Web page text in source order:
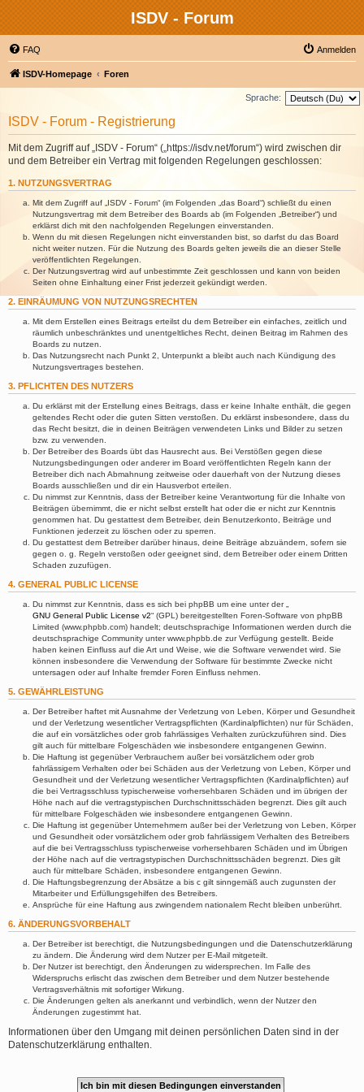
ISDV - Forum
FAQ Anmelden
ISDV-Homepage Foren
Sprache:
ISDV - Forum - Registrierung
Mit dem Zugriff auf „ISDV - Forum“ („https://isdv.net/forum“) wird zwischen dir
und dem Betreiber ein Vertrag mit folgenden Regelungen geschlossen:
1. NUTZUNGSVERTRAG
Mit dem Zugriff auf „ISDV - Forum“ (im Folgenden „das Board“) schließt du einen
Nutzungsvertrag mit dem Betreiber des Boards ab (im Folgenden „Betreiber“) und
erklärst dich mit den nachfolgenden Regelungen einverstanden.
Wenn du mit diesen Regelungen nicht einverstanden bist, so darfst du das Board
nicht weiter nutzen. Für die Nutzung des Boards gelten jeweils die an dieser Stelle
veröffentlichten Regelungen.
Der Nutzungsvertrag wird auf unbestimmte Zeit geschlossen und kann von beiden
Seiten ohne Einhaltung einer Frist jederzeit gekündigt werden.
2. EINRÄUMUNG VON NUTZUNGSRECHTEN
Mit dem Erstellen eines Beitrags erteilst du dem Betreiber ein einfaches, zeitlich und
räumlich unbeschränktes und unentgeltliches Recht, deinen Beitrag im Rahmen des
Boards zu nutzen.
Das Nutzungsrecht nach Punkt 2, Unterpunkt a bleibt auch nach Kündigung des
Nutzungsvertrages bestehen.
3. PFLICHTEN DES NUTZERS
Du erklärst mit der Erstellung eines Beitrags, dass er keine Inhalte enthält, die gegen
geltendes Recht oder die guten Sitten verstoßen. Du erklärst insbesondere, dass du
das Recht besitzt, die in deinen Beiträgen verwendeten Links und Bilder zu setzen
bzw. zu verwenden.
Der Betreiber des Boards übt das Hausrecht aus. Bei Verstößen gegen diese
Nutzungsbedingungen oder anderer im Board veröffentlichten Regeln kann der
Betreiber dich nach Abmahnung zeitweise oder dauerhaft von der Nutzung dieses
Boards ausschließen und dir ein Hausverbot erteilen.
Du nimmst zur Kenntnis, dass der Betreiber keine Verantwortung für die Inhalte von
Beiträgen übernimmt, die er nicht selbst erstellt hat oder die er nicht zur Kenntnis
genommen hat. Du gestattest dem Betreiber, dein Benutzerkonto, Beiträge und
Funktionen jederzeit zu löschen oder zu sperren.
Du gestattest dem Betreiber darüber hinaus, deine Beiträge abzuändern, sofern sie
gegen o. g. Regeln verstoßen oder geeignet sind, dem Betreiber oder einem Dritten
Schaden zuzufügen.
4. GENERAL PUBLIC LICENSE
Du nimmst zur Kenntnis, dass es sich bei phpBB um eine unter der „
GNU General Public License v2“ (GPL) bereitgestellten Foren-Software von phpBB
Limited (www.phpbb.com) handelt; deutschsprachige Informationen werden durch die
deutschsprachige Community unter www.phpbb.de zur Verfügung gestellt. Beide
haben keinen Einfluss auf die Art und Weise, wie die Software verwendet wird. Sie
können insbesondere die Verwendung der Software für bestimmte Zwecke nicht
untersagen oder auf Inhalte fremder Foren Einfluss nehmen.
5. GEWÄHRLEISTUNG
Der Betreiber haftet mit Ausnahme der Verletzung von Leben, Körper und Gesundheit
und der Verletzung wesentlicher Vertragspflichten (Kardinalpflichten) nur für Schäden,
die auf ein vorsätzliches oder grob fahrlässiges Verhalten zurückzuführen sind. Dies
gilt auch für mittelbare Folgeschäden wie insbesondere entgangenen Gewinn.
Die Haftung ist gegenüber Verbrauchern außer bei vorsätzlichem oder grob
fahrlässigem Verhalten oder bei Schäden aus der Verletzung von Leben, Körper und
Gesundheit und der Verletzung wesentlicher Vertragspflichten (Kardinalpflichten) auf
die bei Vertragsschluss typischerweise vorhersehbaren Schäden und im übrigen der
Höhe nach auf die vertragstypischen Durchschnittsschäden begrenzt. Dies gilt auch
für mittelbare Folgeschäden wie insbesondere entgangenen Gewinn.
Die Haftung ist gegenüber Unternehmern außer bei der Verletzung von Leben, Körper
und Gesundheit oder vorsätzlichem oder grob fahrlässigem Verhalten des Betreibers
auf die bei Vertragsschluss typischerweise vorhersehbaren Schäden und im Übrigen
der Höhe nach auf die vertragstypischen Durchschnittsschäden begrenzt. Dies gilt
auch für mittelbare Schäden, insbesondere entgangenen Gewinn.
Die Haftungsbegrenzung der Absätze a bis c gilt sinngemäß auch zugunsten der
Mitarbeiter und Erfüllungsgehilfen des Betreibers.
Ansprüche für eine Haftung aus zwingendem nationalem Recht bleiben unberührt.
6. ÄNDERUNGSVORBEHALT
Der Betreiber ist berechtigt, die Nutzungsbedingungen und die Datenschutzerklärung
zu ändern. Die Änderung wird dem Nutzer per E-Mail mitgeteilt.
Der Nutzer ist berechtigt, den Änderungen zu widersprechen. Im Falle des
Widerspruchs erlischt das zwischen dem Betreiber und dem Nutzer bestehende
Vertragsverhältnis mit sofortiger Wirkung.
Die Änderungen gelten als anerkannt und verbindlich, wenn der Nutzer den
Änderungen zugestimmt hat.
Informationen über den Umgang mit deinen persönlichen Daten sind in der
Datenschutzerklärung enthalten.